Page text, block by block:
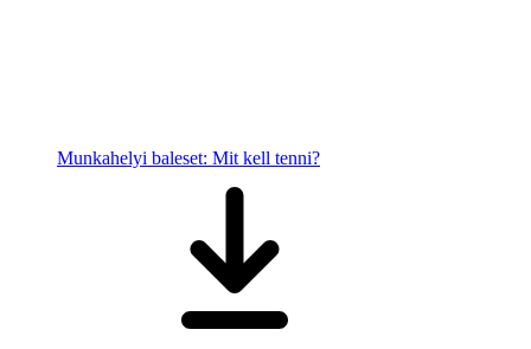
Munkahelyi baleset: Mit kell tenni?